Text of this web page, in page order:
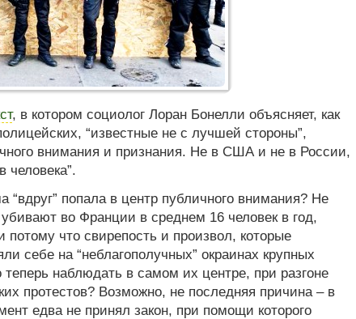
, в котором социолог Лоран Бонелли объясняет, как
“известные не с лучшей стороны”,
внимания и признания. Не в США и не в России,
человека”.
“вдруг” попала в центр публичного внимания? Не
во Франции в среднем 16 человек в год,
потому что свирепость и произвол, которые
себе на “неблагополучных” окраинах крупных
наблюдать в самом их центре, при разгоне
протестов? Возможно, не последняя причина – в
едва не принял закон, при помощи которого